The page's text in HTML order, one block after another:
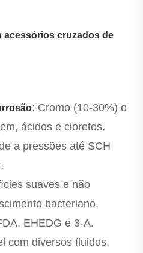
acessórios cruzados de
: Cromo (10-30%) e
ácidos e cloretos.
a pressões até SCH
suaves e não
bacteriano,
EHEDG e 3-A.
com diversos fluidos,